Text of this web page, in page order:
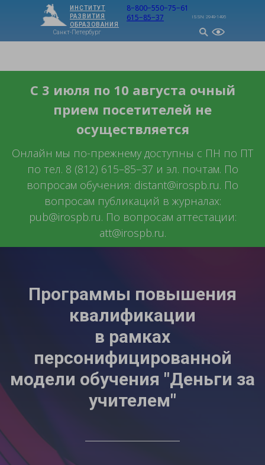
8−800−550−75−61
ИНСТИТУТ
РАЗВИТИЯ
ОБРАЗОВАНИЯ
Санкт-Петербург
615−85−37 ISSN: 2949-1495
С 3 июля по 10 августа очный
прием посетителей не
осуществляется
Онлайн мы по-прежнему доступны с ПН по ПТ
по тел. 8 (812) 615–85–37 и эл. почтам. По
вопросам обучения: distant@irospb.ru. По
вопросам публикаций в журналах:
pub@irospb.ru. По вопросам аттестации:
att@irospb.ru.
Программы повышения
квалификации
в рамках
персонифицированной
модели обучения "Деньги за
учителем"